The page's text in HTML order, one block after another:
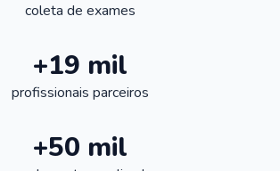
coleta de exames
+19 mil
profissionais parceiros
+50 mil